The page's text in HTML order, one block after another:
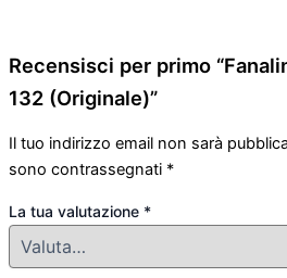
Recensisci per primo
132 (Originale)”
Il tuo indirizzo email non sarà
sono contrassegnati *
La tua valutazione *